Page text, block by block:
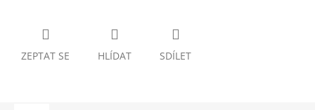
ZEPTAT SE HLÍDAT SDÍLET